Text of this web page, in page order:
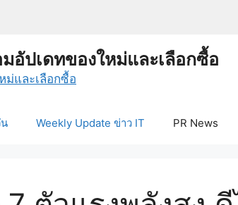
อัปเดทของใหม่และเลือกซื้อ
Weekly Update ข่าว IT PR News